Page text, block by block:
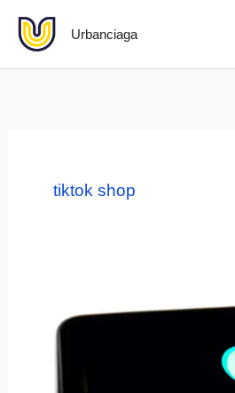
Lewati
konten
Urbanciaga
tiktok shop